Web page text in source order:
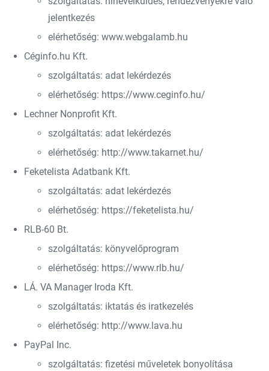
jelentkezés
elérhetőség: www.webgalamb.hu
Céginfo.hu Kft.
szolgáltatás: adat lekérdezés
elérhetőség: https://www.ceginfo.hu/
Lechner Nonprofit Kft.
szolgáltatás: adat lekérdezés
elérhetőség: http://www.takarnet.hu/
Feketelista Adatbank Kft.
szolgáltatás: adat lekérdezés
elérhetőség: https://feketelista.hu/
RLB-60 Bt.
szolgáltatás: könyvelőprogram
elérhetőség: https://www.rlb.hu/
LÁ. VA Manager Iroda Kft.
szolgáltatás: iktatás és iratkezelés
elérhetőség: http://www.lava.hu
PayPal Inc.
szolgáltatás: fizetési műveletek bonyolítása